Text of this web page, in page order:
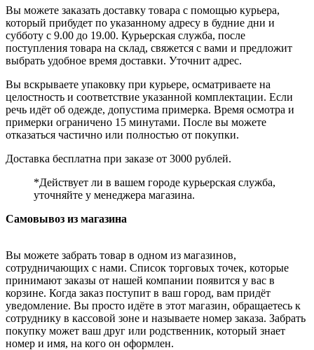
Вы можете заказать доставку товара с помощью курьера,
который прибудет по указанному адресу в будние дни и
субботу с 9.00 до 19.00. Курьерская служба, после
поступления товара на склад, свяжется с вами и предложит
выбрать удобное время доставки. Уточнит адрес.
Вы вскрываете упаковку при курьере, осматриваете на
целостность и соответствие указанной комплектации. Если
речь идёт об одежде, допустима примерка. Время осмотра и
примерки ограничено 15 минутами. После вы можете
отказаться частично или полностью от покупки.
Доставка бесплатна при заказе от 3000 рублей.
*Действует ли в вашем городе курьерская служба,
уточняйте у менеджера магазина.
Самовывоз из магазина
Вы можете забрать товар в одном из магазинов,
сотрудничающих с нами. Список торговых точек, которые
принимают заказы от нашей компании появится у вас в
корзине. Когда заказ поступит в ваш город, вам придёт
уведомление. Вы просто идёте в этот магазин, обращаетесь к
сотруднику в кассовой зоне и называете номер заказа. Забрать
покупку может ваш друг или родственник, который знает
номер и имя, на кого он оформлен.